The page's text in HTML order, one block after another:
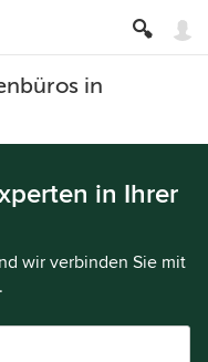
in
in Ihrer
wir verbinden Sie mit